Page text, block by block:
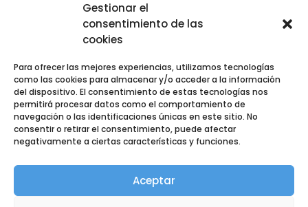
Gestionar el
consentimiento de las
cookies
Para ofrecer las mejores experiencias, utilizamos tecnologías
como las cookies para almacenar y/o acceder a la información
del dispositivo. El consentimiento de estas tecnologías nos
permitirá procesar datos como el comportamiento de
navegación o las identificaciones únicas en este sitio. No
consentir o retirar el consentimiento, puede afectar
negativamente a ciertas características y funciones.
Aceptar
Copyright © 2022 EGM Fuente del Jarro | Desarrollado por
Kultea Comunicación
Aviso Legal|Política de Privacidad|Política de Cookies